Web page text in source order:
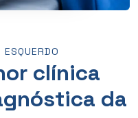
clínica
da